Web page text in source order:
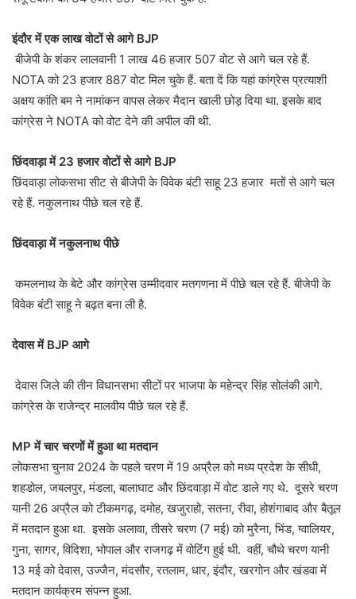
इंदौर में एक लाख वोटों से आगे BJP
बीजेपी के शंकर लालवानी 1 लाख 46 हजार 507 वोट से आगे चल रहे हैं.
NOTA को 23 हजार 887 वोट मिल चुके हैं. बता दें कि यहां कांग्रेस प्रत्याशी
अक्षय कांति बम ने नामांकन वापस लेकर मैदान खाली छोड़ दिया था. इसके बाद
कांग्रेस ने NOTA को वोट देने की अपील की थी.
छिंदवाड़ा में 23 हजार वोटों से आगे BJP
छिंदवाड़ा लोकसभा सीट से बीजेपी के विवेक बंटी साहू 23 हजार मतों से आगे चल
रहे हैं. नकुलनाथ पीछे चल रहे हैं.
छिंदवाड़ा में नकुलनाथ पीछे
कमलनाथ के बेटे और कांग्रेस उम्मीदवार मतगणना में पीछे चल रहे हैं. बीजेपी के
विवेक बंटी साहू ने बढ़त बना ली है.
देवास में BJP आगे
देवास जिले की तीन विधानसभा सीटों पर भाजपा के महेन्द्र सिंह सोलंकी आगे.
कांग्रेस के राजेन्द्र मालवीय पीछे चल रहे हैं.
MP में चार चरणों में हुआ था मतदान
लोकसभा चुनाव 2024 के पहले चरण में 19 अप्रैल को मध्य प्रदेश के सीधी,
शहडोल, जबलपुर, मंडला, बालाघाट और छिंदवाड़ा में वोट डाले गए थे. दूसरे चरण
यानी 26 अप्रैल को टीकमगढ़, दमोह, खजुराहो, सतना, रीवा, होशंगाबाद और बैतूल
में मतदान हुआ था. इसके अलावा, तीसरे चरण (7 मई) को मुरैना, भिंड, ग्वालियर,
गुना, सागर, विदिशा, भोपाल और राजगढ़ में वोटिंग हुई थी. वहीं, चौथे चरण यानी
13 मई को देवास, उज्जैन, मंदसौर, रतलाम, धार, इंदौर, खरगोन और खंडवा में
मतदान कार्यक्रम संपन्न हुआ.